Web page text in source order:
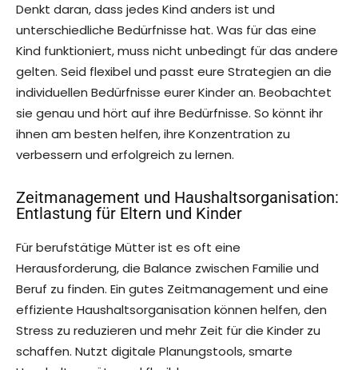
Denkt daran, dass jedes Kind anders ist und
unterschiedliche Bedürfnisse hat. Was für das eine
Kind funktioniert, muss nicht unbedingt für das andere
gelten. Seid flexibel und passt eure Strategien an die
individuellen Bedürfnisse eurer Kinder an. Beobachtet
sie genau und hört auf ihre Bedürfnisse. So könnt ihr
ihnen am besten helfen, ihre Konzentration zu
verbessern und erfolgreich zu lernen.
Zeitmanagement und Haushaltsorganisation:
Entlastung für Eltern und Kinder
Für berufstätige Mütter ist es oft eine
Herausforderung, die Balance zwischen Familie und
Beruf zu finden. Ein gutes Zeitmanagement und eine
effiziente Haushaltsorganisation können helfen, den
Stress zu reduzieren und mehr Zeit für die Kinder zu
schaffen. Nutzt digitale Planungstools, smarte